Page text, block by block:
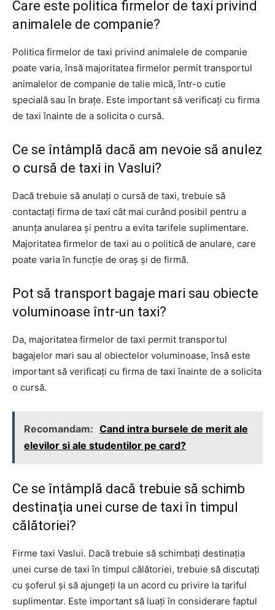
Care este politica firmelor de taxi privind
animalele de companie?
Politica firmelor de taxi privind animalele de companie
poate varia, însă majoritatea firmelor permit transportul
animalelor de companie de talie mică, într-o cutie
specială sau în brațe. Este important să verificați cu firma
de taxi înainte de a solicita o cursă.
Ce se întâmplă dacă am nevoie să anulez
o cursă de taxi in Vaslui?
Dacă trebuie să anulați o cursă de taxi, trebuie să
contactați firma de taxi cât mai curând posibil pentru a
anunța anularea și pentru a evita tarifele suplimentare.
Majoritatea firmelor de taxi au o politică de anulare, care
poate varia în funcție de oraș și de firmă.
Pot să transport bagaje mari sau obiecte
voluminoase într-un taxi?
Da, majoritatea firmelor de taxi permit transportul
bagajelor mari sau al obiectelor voluminoase, însă este
important să verificați cu firma de taxi înainte de a solicita
o cursă.
Recomandam: Cand intra bursele de merit ale
elevilor si ale studentilor pe card?
Ce se întâmplă dacă trebuie să schimb
destinația unei curse de taxi în timpul
călătoriei?
Firme taxi Vaslui. Dacă trebuie să schimbați destinația
unei curse de taxi în timpul călătoriei, trebuie să discutați
cu șoferul și să ajungeți la un acord cu privire la tariful
suplimentar. Este important să luați în considerare faptul